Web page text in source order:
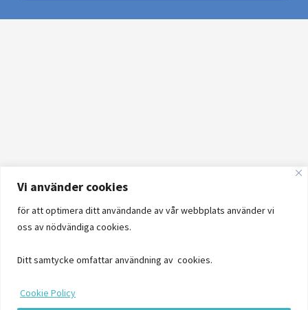
Vi använder cookies
för att optimera ditt användande av vår webbplats använder vi
oss av nödvändiga cookies.
Ditt samtycke omfattar användning av cookies.
Cookie Policy